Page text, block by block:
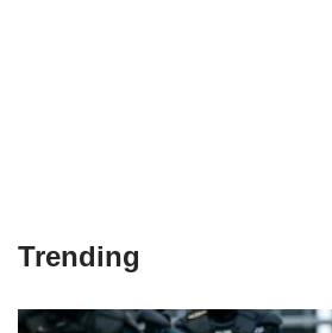
Trending